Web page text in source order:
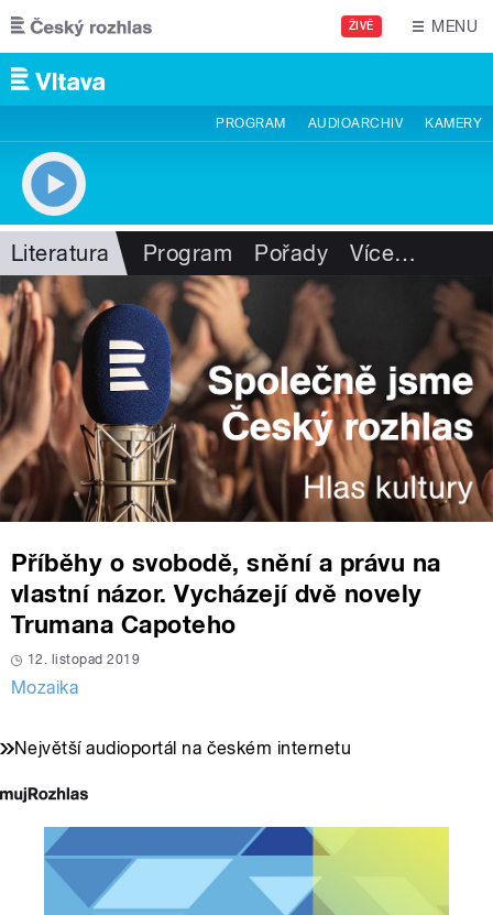
Přejít k hlavnímu obsahu
ŽIVĚ MENU
PROGRAM AUDIOARCHIV KAMERY
Literatura Program Pořady Více…
Příběhy o svobodě, snění a právu na
vlastní názor. Vycházejí dvě novely
Trumana Capoteho
12. listopad 2019
Mozaika
Největší audioportál na českém internetu